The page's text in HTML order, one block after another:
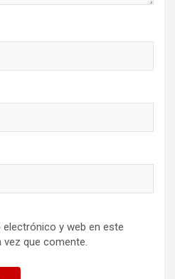
y web en este
que comente.